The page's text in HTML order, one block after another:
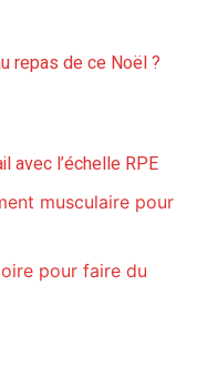
repas de ce Noël ?
avec l’échelle RPE
musculaire pour
pour faire du